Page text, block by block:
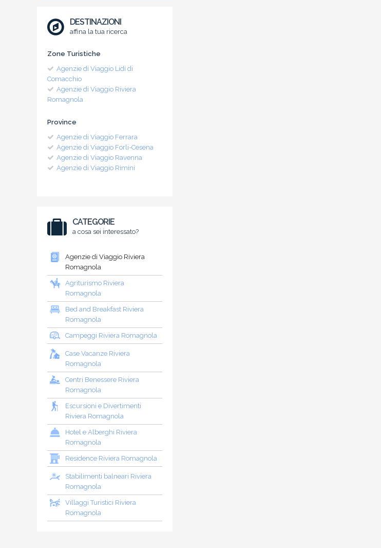
DESTINAZIONI
affina la tua ricerca
Zone Turistiche
Agenzie di Viaggio Lidi di
Comacchio
Agenzie di Viaggio Riviera
Romagnola
Province
Agenzie di Viaggio Ferrara
Agenzie di Viaggio Forli-Cesena
Agenzie di Viaggio Ravenna
Agenzie di Viaggio Rimini
CATEGORIE
a cosa sei interessato?
Agenzie di Viaggio Riviera
Romagnola
Agriturismo Riviera
Romagnola
Bed and Breakfast Riviera
Romagnola
Campeggi Riviera Romagnola
Case Vacanze Riviera
Romagnola
Centri Benessere Riviera
Romagnola
Escursioni e Divertimenti
Riviera Romagnola
Hotel e Alberghi Riviera
Romagnola
Residence Riviera Romagnola
Stabilimenti balneari Riviera
Romagnola
Villaggi Turistici Riviera
Romagnola